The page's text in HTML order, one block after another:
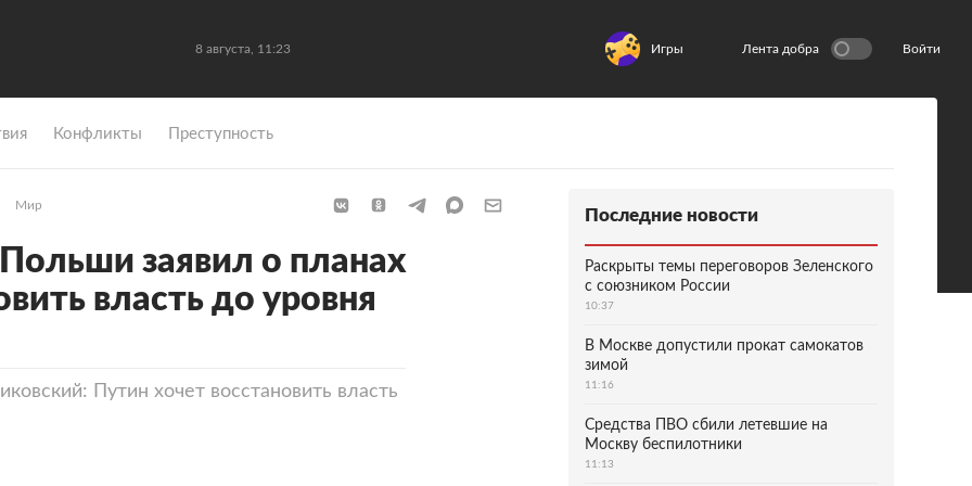
8 августа, 11:23 Игры Лента добра Войти
Конфликты Преступность
Мир
заявил о планах
власть до уровня
Путин хочет восстановить власть
Последние новости
Раскрыты темы переговоров Зеленского
с союзником России
10:37
В Москве допустили прокат самокатов
зимой
11:16
Средства ПВО сбили летевшие на
Москву беспилотники
11:13